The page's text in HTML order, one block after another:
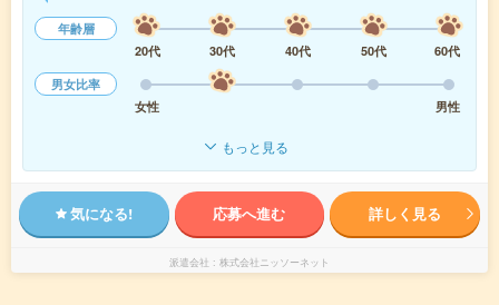
年齢層
20代
30代 40代 50代
60代
男女比率
女性
男性
もっと見る
気になる! 応募へ進む 詳しく見る
派遣会社 株式会社ニッソーネット